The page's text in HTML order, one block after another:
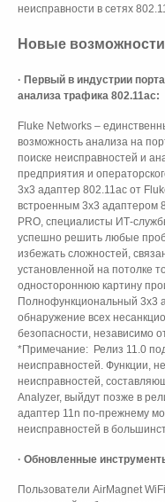
неисправности в сетях
Новые возможности
· Первый в индустрии
анализа трафика 802.11ac:
Fluke Networks –
возможность анализа на
поиске неисправностей и
предприятия и
3х3 адаптер 802.11ac от
встроенным 3х3 адаптером
PRO, специалисты ИТ-
успешно решить любые
избежать сложностей,
установленной на потолке
одностороннюю картину
Полнофункциональный 3x3
обнаружение всех
безопасности, независимо
*Примечание: Релиз 11.0
неисправностей. Функции,
неисправностей,
Analyzer, выйдут позже в
адаптер 11n по-прежнему
неисправностей в
· Обновленные
Пользователи AirMagnet